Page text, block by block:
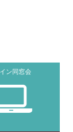
ン同窓会